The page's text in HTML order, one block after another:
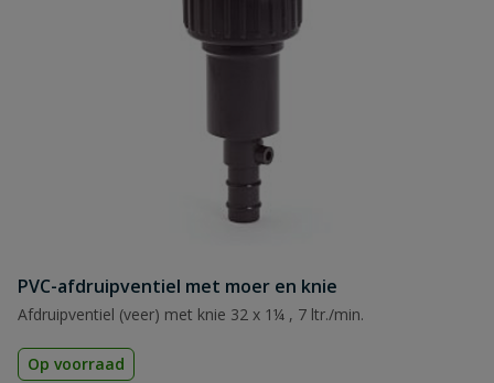
PVC-afdruipventiel met moer en knie
Afdruipventiel (veer) met knie 32 x 1¼ , 7 ltr./min.
Op voorraad